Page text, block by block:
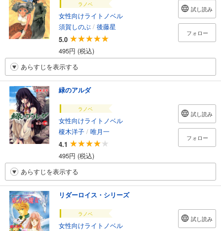
ラノベ
女性向けライトノベル
須賀しのぶ / 後藤星
5.0
495円 (税込)
試し読み
フォロー
あらすじを表示する
緑のアルダ
ラノベ
女性向けライトノベル
榎木洋子 / 唯月一
4.1
495円 (税込)
試し読み
フォロー
あらすじを表示する
リダーロイス・シリーズ
ラノベ
女性向けライトノベル
試し読み